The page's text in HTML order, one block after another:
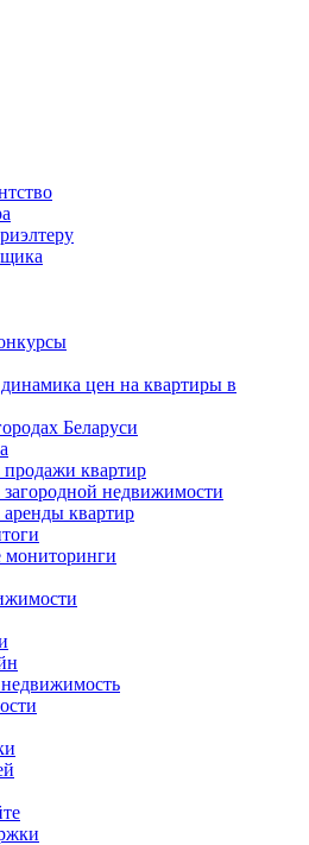
цен на квартиры в
Беларуси
квартир
недвижимости
квартир
мониторинги